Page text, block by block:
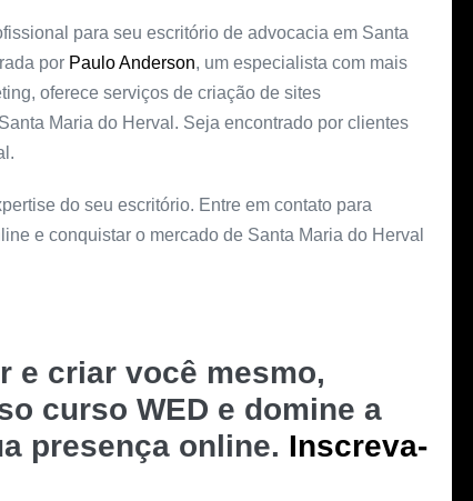
para seu escritório de advocacia em Santa
por Paulo Anderson, um especialista com mais
oferece serviços de criação de sites
Maria do Herval. Seja encontrado por clientes
do seu escritório. Entre em contato para
e conquistar o mercado de Santa Maria do Herval
e criar você mesmo,
curso WED e domine a
presença online. Inscreva-